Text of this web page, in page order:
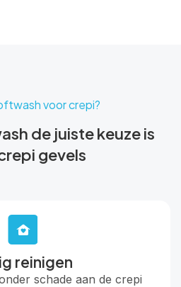
voor crepi?
de juiste keuze is
gevels
reinigen
schade aan de crepi